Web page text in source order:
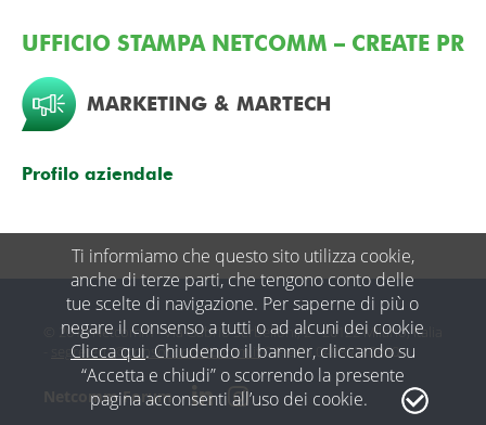
UFFICIO STAMPA NETCOMM – CREATE PR
MARKETING & MARTECH
Profilo aziendale
© 2019 Netcomm - Via Gabrio Serbelloni, 2 - 20122 Milano, Italia
segreteria@consorzionetcomm.itC.F e P.I 04989210960
Netcomm Forum
Ti informiamo che questo sito utilizza cookie,
anche di terze parti, che tengono conto delle
tue scelte di navigazione. Per saperne di più o
negare il consenso a tutti o ad alcuni dei cookie
Clicca qui. Chiudendo il banner, cliccando su
“Accetta e chiudi” o scorrendo la presente
pagina acconsenti all’uso dei cookie.